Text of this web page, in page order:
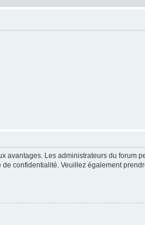
avantages. Les administrateurs du
confidentialité. Veuillez également